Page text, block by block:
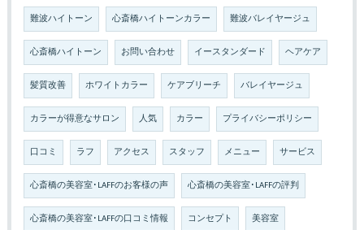
難波ハイトーン 心斎橋ハイトーンカラー 難波バレイヤージュ
心斎橋ハイトーン お問い合わせ イースタンダード ヘアケア
髪質改善 ホワイトカラー ケアブリーチ バレイヤージュ
カラーが得意なサロン 人気 カラー プライバシーポリシー
口コミ ラフ アクセス スタッフ メニュー サービス
心斎橋の美容室･LAFFのお客様の声 心斎橋の美容室･LAFFの評判
心斎橋の美容室･LAFFの口コミ情報 コンセプト 美容室